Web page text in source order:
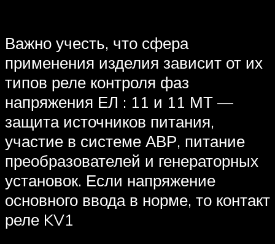
Важно учесть, что сфера
применения изделия зависит от их
типов реле контроля фаз
напряжения ЕЛ : 11 и 11 МТ —
защита источников питания,
участие в системе АВР, питание
преобразователей и генераторных
установок. Если напряжение
основного ввода в норме, то контакт
реле KV1